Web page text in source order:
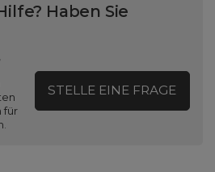
Haben Sie
für
STELLE EINE FRAGE